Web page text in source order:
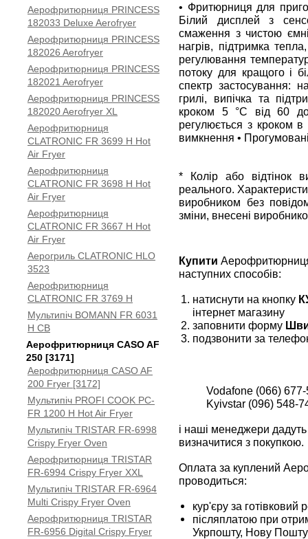
Аерофритюрниця PRINCESS
182033 Deluxe Aerofryer
Аерофритюрниця PRINCESS
182026 Aerofryer
Аерофритюрниця PRINCESS
182021 Aerofryer
Аерофритюрниця PRINCESS
182020 Aerofryer XL
Аерофритюрниця
CLATRONIC FR 3699 H Hot
Air Fryer
Аерофритюрниця
CLATRONIC FR 3698 H Hot
Air Fryer
Аерофритюрниця
CLATRONIC FR 3667 H Hot
Air Fryer
Аерогриль CLATRONIC HLO
3523
Аерофритюрниця
CLATRONIC FR 3769 H
Мультипіч BOMANN FR 6031
H CB
Аерофритюрниця CASO AF
250 [3171]
Аерофритюрниця CASO AF
200 Fryer [3172]
Мультипіч PROFI COOK PC-
FR 1200 H Hot Air Fryer
Мультипіч TRISTAR FR-6998
Crispy Fryer Oven
Аерофритюрниця TRISTAR
FR-6994 Crispy Fryer XXL
Мультипіч TRISTAR FR-6964
Multi Crispy Fryer Oven
Аерофритюрниця TRISTAR
FR-6956 Digital Crispy Fryer
• Фритюрниця для
Білий дисплей з
смаження з чистою
нагрів, підтримка
регулювання
потоку для кращого і
спектр застосування:
грилі, випічка та
кроком 5 °С від 60
регулюється з кроком
вимкнення •
* Колір або відтінок
реального.
виробником без
зміни, внесені
Купити
наступних способів:
натиснути на кнопку
інтернет магазину
заповнити форму
подзвонити за
Vodafone (066)
Kyivstar (096) 548-
і наші менеджери
визначитися з покупкою.
Оплата за куплений
проводиться:
кур'єру за готівковий
післяплатою при
Укрпошту, Нову